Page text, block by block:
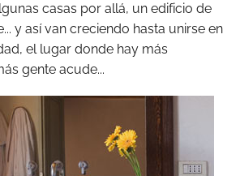
casas por allá, un edificio de
y así van creciendo hasta unirse en
el lugar donde hay más
gente acude...